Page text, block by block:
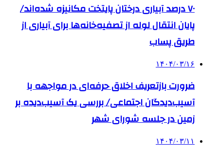
۷۰ درصد آبیاری درختان پایتخت مکانیزه شده‌اند/
پایان انتقال لوله از تصفیه‌خانه‌ها برای آبیاری از
طریق پساب
۱۴۰۴/۰۳/۱۶
ضرورت بازتعریف اخلاق حرفه‌ای در مواجهه با
آسیب‌دیدگان اجتماعی/ بررسی یک آسیب‌دیده بر
زمین در جلسه شورای شهر
۱۴۰۴/۰۳/۱۱